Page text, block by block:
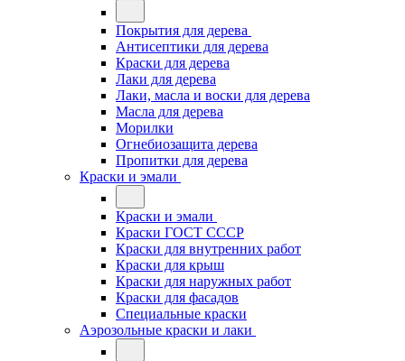
Покрытия для дерева
Антисептики для дерева
Краски для дерева
Лаки для дерева
Лаки, масла и воски для дерева
Масла для дерева
Морилки
Огнебиозащита дерева
Пропитки для дерева
Краски и эмали
Краски и эмали
Краски ГОСТ СССР
Краски для внутренних работ
Краски для крыш
Краски для наружных работ
Краски для фасадов
Специальные краски
Аэрозольные краски и лаки